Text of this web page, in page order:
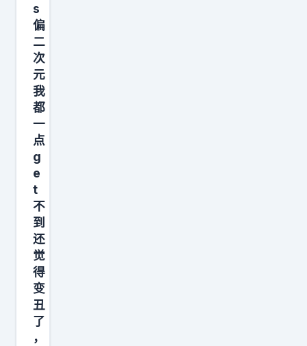
句
我
拒
绝
他
就
表
示
，
，
，
拒
绝
我
也
没
办
法
漫
和
热
情
。
努
力
经
营
好
自
己
的
尊
严
和
美
好
s
偏
二
次
元
我
都
一
点
g
e
t
不
到
还
觉
得
变
丑
了
，